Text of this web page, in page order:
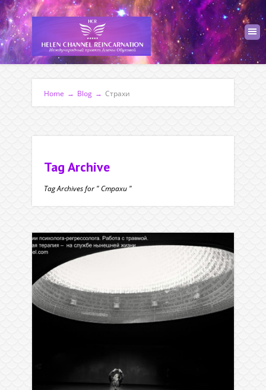
Home → Blog → Страхи
Tag Archive
Tag Archives for " Страхи "